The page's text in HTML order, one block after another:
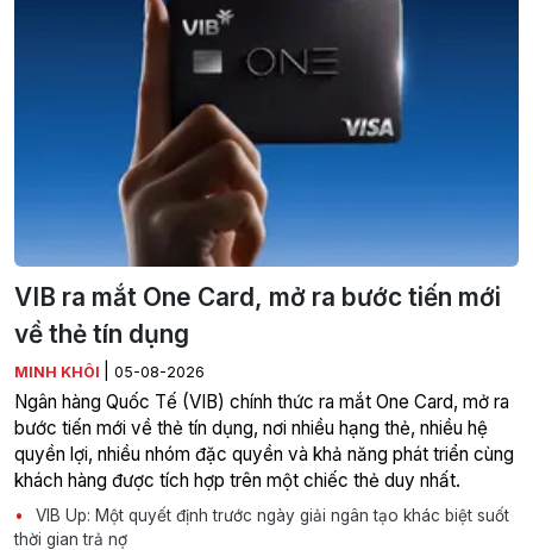
VIB ra mắt One Card, mở ra bước tiến mới
về thẻ tín dụng
MINH KHÔI 05-08-2026
Ngân hàng Quốc Tế (VIB) chính thức ra mắt One Card, mở ra
bước tiến mới về thẻ tín dụng, nơi nhiều hạng thẻ, nhiều hệ
quyền lợi, nhiều nhóm đặc quyền và khả năng phát triển cùng
khách hàng được tích hợp trên một chiếc thẻ duy nhất.
VIB Up: Một quyết định trước ngày giải ngân tạo khác biệt suốt
thời gian trả nợ